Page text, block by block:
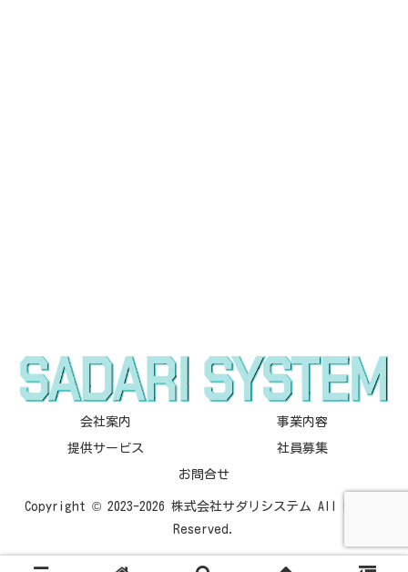
会社案内 事業内容
提供サービス 社員募集
お問合せ
Copyright © 2023-2026 株式会社サダリシステム All Rights
Reserved.